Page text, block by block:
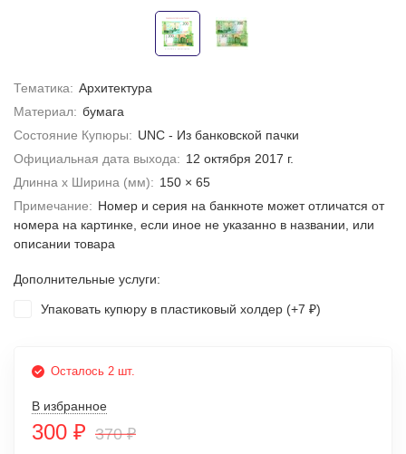
Тематика: Архитектура
Материал: бумага
Состояние Купюры: UNC - Из банковской пачки
Официальная дата выхода: 12 октября 2017 г.
Длинна х Ширина (мм): 150 × 65
Примечание: Номер и серия на банкноте может отличатся от
номера на картинке, если иное не указанно в названии, или
описании товара
Дополнительные услуги:
Упаковать купюру в пластиковый холдер (+7 ₽)
Осталось 2 шт.
В избранное
300 ₽ 370₽